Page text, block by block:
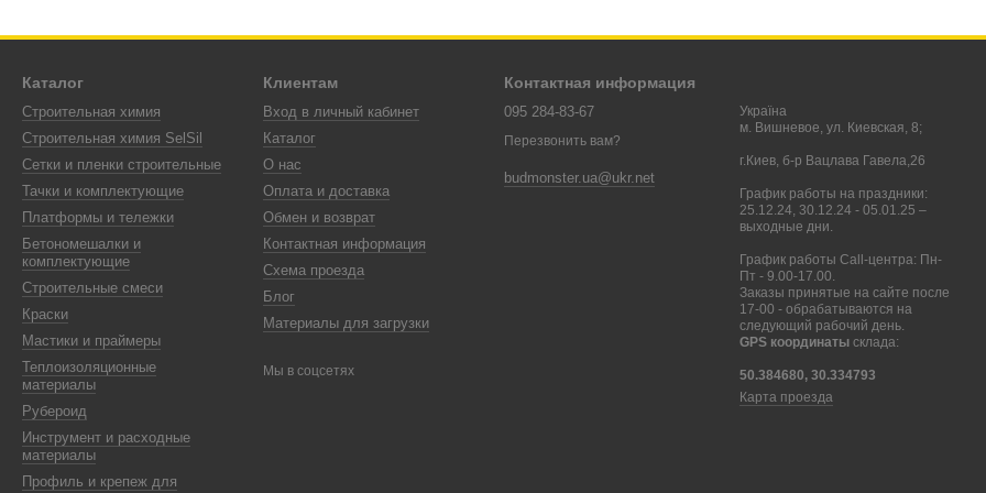
Каталог
Строительная химия
Строительная химия SelSil
Сетки и пленки строительные
Тачки и комплектующие
Платформы и тележки
Бетономешалки и
комплектующие
Строительные смеси
Краски
Мастики и праймеры
Теплоизоляционные
материалы
Рубероид
Инструмент и расходные
материалы
Профиль и крепеж для
Клиентам
Вход в личный кабинет
Каталог
О нас
Оплата и доставка
Обмен и возврат
Контактная информация
Схема проезда
Блог
Материалы для загрузки
Мы в соцсетях
Контактная информация
095 284-83-67
Перезвонить вам?
budmonster.ua@ukr.net
Україна
м. Вишневое, ул. Киевская, 8;
г.Киев, б-р Вацлава Гавела,26
График работы на праздники:
25.12.24, 30.12.24 - 05.01.25 –
выходные дни.
График работы Call-центра: Пн-
Пт - 9.00-17.00.
Заказы принятые на сайте после
17-00 - обрабатываются на
следующий рабочий день.
GPS координаты склада:
50.384680, 30.334793
Карта проезда